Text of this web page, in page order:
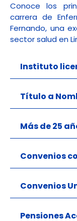
Conoce los
carrera de
Fernando, una
sector salud en
Instituto
Título a
Más de 25
Convenios
Convenios
Pensiones